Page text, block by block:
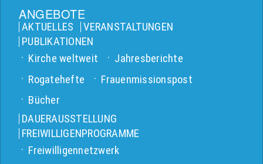
ANGEBOTE
AKTUELLES
VERANSTALTUNGEN
PUBLIKATIONEN
Kirche weltweit
Jahresberichte
Rogatehefte
Frauenmissionspost
Bücher
DAUERAUSSTELLUNG
FREIWILLIGENPROGRAMME
Freiwilligennetzwerk